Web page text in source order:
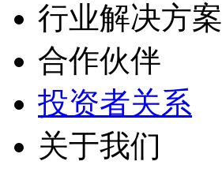
行业解决方案
合作伙伴
投资者关系
关于我们